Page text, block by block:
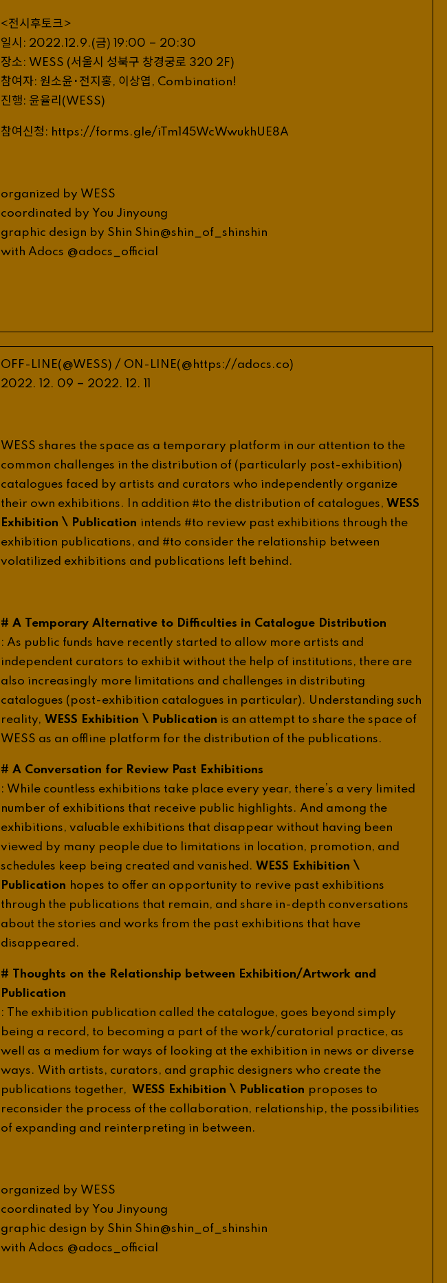
<전시후토크>
일시 : 2022. 12.9.(금) 19:00 – 20:30
장소: WESS (서울시 성북구 창경궁로 320 2 F)
참여자: 원소윤･전지홍, 이상엽 , Combination!
진행: 윤율리 (WESS)
참여신청 : https://forms.gle/iTm 145WcWwukhUE8A
organized by WESS
coordinated by You Jinyoung
graphic design by Shin Shin@shin of
shinshin
with Adocs @adocs official
OFF- LINE(@WESS) / ON - LINE(@ https://adocs.co)
2022. 12. 09 – 2022. 12.
WESS shares the space as a temporary platform in our attention to the
common challenges in the distribution of ( particularly post-exhibition)
catalogues faced by artists and curators who independently organize
their own exhibitions. In addition #to the distribution of catalogues, WESS
Exhibition \ Publication intends #to review past exhibitions through the
exhibition publications, and #to consider the relationship between
volatilized exhibitions and publications left behind .
# A Temporary Alternative to Difficulties in Catalogue Distribution
: As public funds have recently started to allow more artists and
independent curators to exhibit without the help of institutions, there are
also increasingly more limitations and challenges in distributing
catalogues ( post-exhibition catalogues in particular). Understanding such
reality, WESS Exhibition \ Publication is an attempt to share the space of
WESS as an offline platform for the distribution of the publications.
# A Conversation for Review Past Exhibitions
: While countless exhibitions take place every year, there’s a very
limited
number of exhibitions that receive public highlights. And among the
exhibitions, valuable exhibitions that disappear without having been
viewed by many people due to limitations in location, promotion, and
schedules keep being created and vanished . WESS Exhibition \
Publication hopes to offer an opportunity to revive past exhibitions
through the publications that remain, and share in-depth conversations
about the stories and works from the past exhibitions that have
disappeared .
# Thoughts on the Relationship between Exhibition/Artwork and
Publication
:
The exhibition publication called the catalogue, goes beyond simply
being a record , to becoming a part of the work/curatorial practice, as
well
as a medium for ways of looking at the exhibition in news or diverse
ways. With artists, curators, and graphic designers who create the
publications together, WESS Exhibition \ Publication proposes to
reconsider the process of the collaboration, relationship, the possibilities
of expanding and reinterpreting in between.
organized by WESS
coordinated by You Jinyoung
graphic design by Shin Shin@shin of
shinshin
with Adocs @adocs official